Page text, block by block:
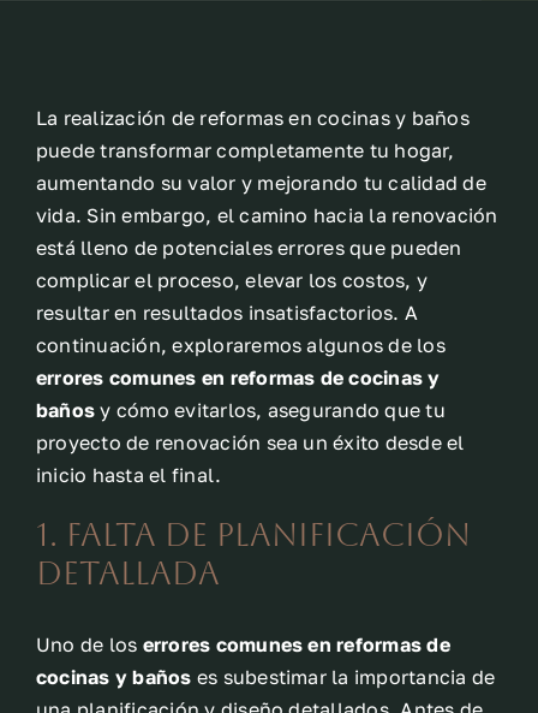
La realización de reformas en cocinas y baños
puede transformar completamente tu hogar,
aumentando su valor y mejorando tu calidad de
vida. Sin embargo, el camino hacia la renovación
está lleno de potenciales errores que pueden
complicar el proceso, elevar los costos, y
resultar en resultados insatisfactorios. A
continuación, exploraremos algunos de los
errores comunes en reformas de cocinas y
baños y cómo evitarlos, asegurando que tu
proyecto de renovación sea un éxito desde el
inicio hasta el final.
1. Falta de Planificación
Detallada
Uno de los errores comunes en reformas de
cocinas y baños es subestimar la importancia de